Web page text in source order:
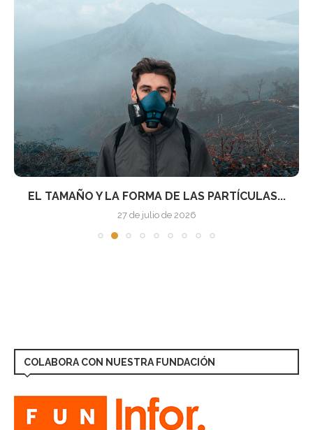
EL TAMAÑO Y LA FORMA DE LAS PARTÍCULAS...
27 de julio de 2026
COLABORA CON NUESTRA FUNDACIÓN